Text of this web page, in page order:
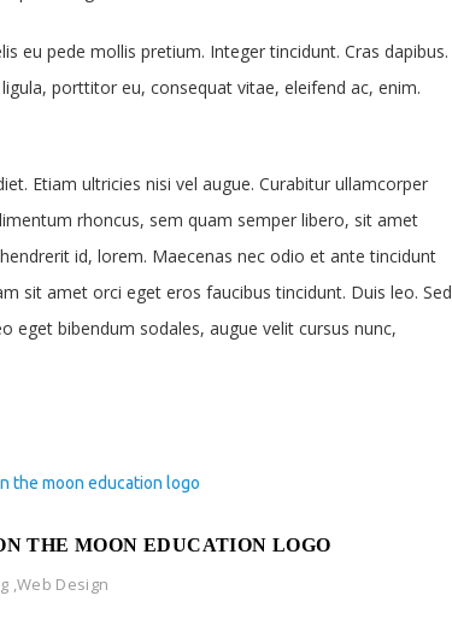
eu pede mollis pretium. Integer tincidunt. Cras dapibus.
porttitor eu, consequat vitae, eleifend ac, enim.
Etiam ultricies nisi vel augue. Curabitur ullamcorper
rhoncus, sem quam semper libero, sit amet
id, lorem. Maecenas nec odio et ante tincidunt
sit amet orci eget eros faucibus tincidunt. Duis leo. Sed
eget bibendum sodales, augue velit cursus nunc,
THE MOON EDUCATION LOGO
,Web Design